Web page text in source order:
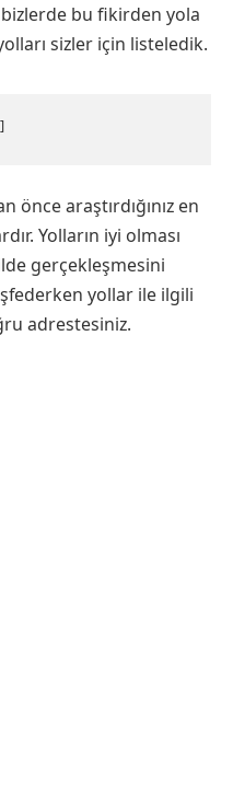
bu fikirden yola
sizler için listeledik.
önce araştırdığınız en
Yolların iyi olması
gerçekleşmesini
yollar ile ilgili
adrestesiniz.